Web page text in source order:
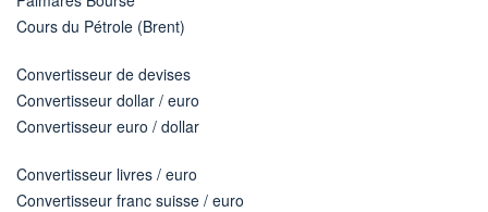
Cours du Pétrole (Brent)
Convertisseur de devises
Convertisseur dollar / euro
Convertisseur euro / dollar
Convertisseur livres / euro
Convertisseur franc suisse / euro